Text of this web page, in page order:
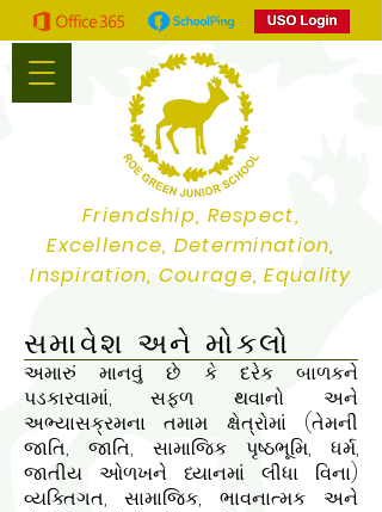
Friendship, Respect,
Excellence, Determination,
Inspiration, Courage, Equality
સમાવેશ અને મોકલો
અમારું માનવું છે કે દરેક બાળકને
પડકારવામાં, સફળ થવાનો અને
અભ્યાસક્રમના તમામ ક્ષેત્રોમાં (તેમની
જાતિ, જાતિ, સામાજિક પૃષ્ઠભૂમિ, ધર્મ,
જાતીય ઓળખને ધ્યાનમાં લીધા વિના)
વ્યક્તિગત, સામાજિક, ભાવનાત્મક અને